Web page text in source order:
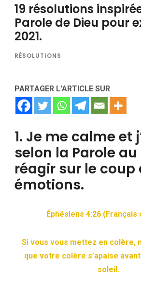
19 résolutions
Parole de Dieu pour
2021.
RÉSOLUTIONS
PARTAGER L'ARTICLE SUR
1. Je me calme et
selon la Parole
réagir sur le coup
émotions.
Éphésiens 4:26 (Français
Si vous vous mettez en colère,
que votre colère s’apaise
soleil.